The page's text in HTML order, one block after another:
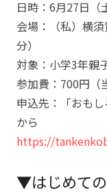
日時：6月27日（
会場：（私）横
分）
対象：小学3年
参加費：700円（
申込先：「おも
から
https://
▼はじめて